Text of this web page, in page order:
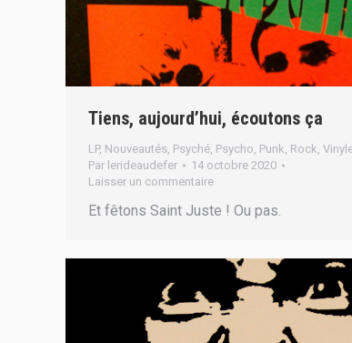
Tiens, aujourd’hui, écoutons ça
LP, Nouveautés, Psyché, Psycho, Punk, Rock,
Par lerideaudefer
14 octobre 2020
Laisser un commentaire
Et fêtons Saint Juste ! Ou pas.